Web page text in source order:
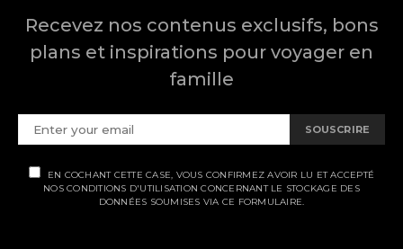
Recevez nos contenus exclusifs, bons
plans et inspirations pour voyager en
famille
SOUSCRIRE
EN COCHANT CETTE CASE, VOUS CONFIRMEZ AVOIR LU ET ACCEPTÉ
NOS CONDITIONS D'UTILISATION CONCERNANT LE STOCKAGE DES
DONNÉES SOUMISES VIA CE FORMULAIRE.